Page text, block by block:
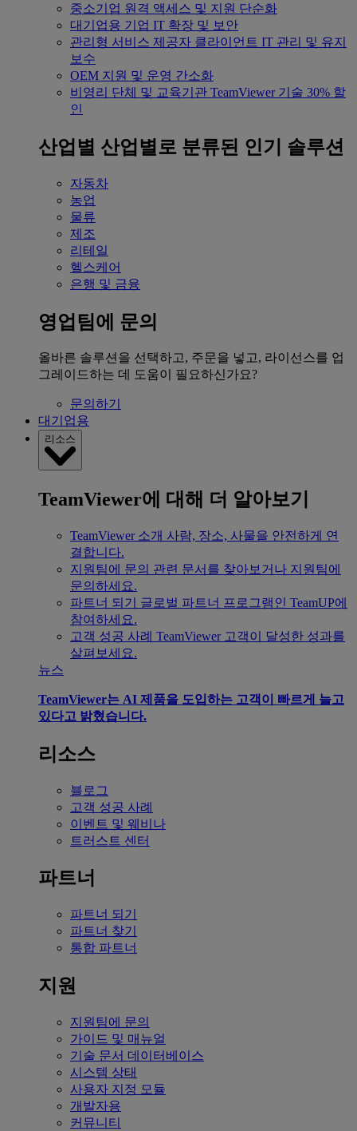
중소기업 원격 액세스 및 지원 단순화
대기업용 기업 IT 확장 및 보안
관리형 서비스 제공자 클라이언트 IT 관리 및 유지
보수
OEM 지원 및 운영 간소화
비영리 단체 및 교육기관 TeamViewer 기술 30% 할
인
산업별 산업별로 분류된 인기 솔루션
자동차
농업
물류
제조
리테일
헬스케어
은행 및 금융
영업팀에 문의
올바른 솔루션을 선택하고, 주문을 넣고, 라이선스를 업
그레이드하는 데 도움이 필요하신가요?
문의하기
대기업용
리소스
TeamViewer에 대해 더 알아보기
TeamViewer 소개 사람, 장소, 사물을 안전하게 연
결합니다.
지원팀에 문의 관련 문서를 찾아보거나 지원팀에
문의하세요.
파트너 되기
글로벌 파트너 프로그램인 TeamUP에
참여하세요.
고객 성공 사례 TeamViewer 고객이 달성한 성과를
살펴보세요.
뉴스
TeamViewer는 AI 제품을 도입하는 고객이 빠르게 늘고
있다고 밝혔습니다.
리소스
블로그
고객 성공 사례
이벤트 및 웨비나
트러스트 센터
파트너
파트너 되기
파트너 찾기
통합 파트너
지원
지원팀에 문의
가이드 및 매뉴얼
기술 문서 데이터베이스
시스템 상태
사용자 지정 모듈
개발자용
커뮤니티